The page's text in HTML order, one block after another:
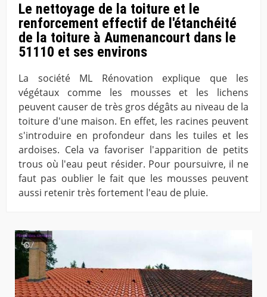
Le nettoyage de la toiture et le
renforcement effectif de l'étanchéité
de la toiture à Aumenancourt dans le
51110 et ses environs
La société ML Rénovation explique que les
végétaux comme les mousses et les lichens
peuvent causer de très gros dégâts au niveau de la
toiture d'une maison. En effet, les racines peuvent
s'introduire en profondeur dans les tuiles et les
ardoises. Cela va favoriser l'apparition de petits
trous où l'eau peut résider. Pour poursuivre, il ne
faut pas oublier le fait que les mousses peuvent
aussi retenir très fortement l'eau de pluie.